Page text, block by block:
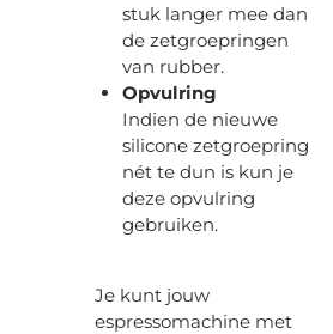
stuk langer mee dan
de zetgroepringen
van rubber.
Opvulring
Indien de nieuwe
silicone zetgroepring
nét te dun is kun je
deze opvulring
gebruiken.
Je kunt jouw
espressomachine met